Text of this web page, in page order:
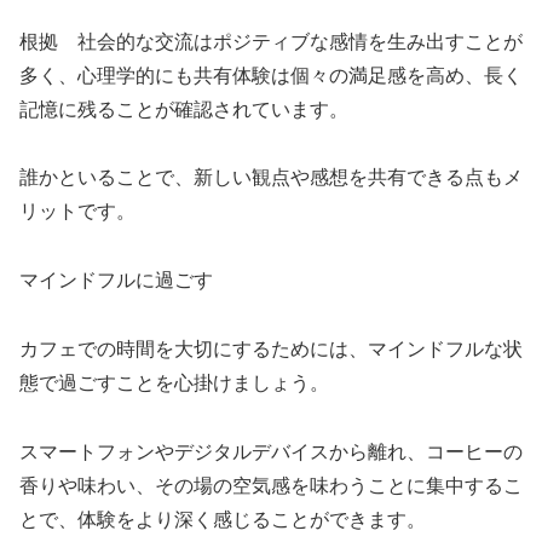
根拠 社会的な交流はポジティブな感情を生み出すことが
多く、心理学的にも共有体験は個々の満足感を高め、長く
記憶に残ることが確認されています。
誰かといることで、新しい観点や感想を共有できる点もメ
リットです。
マインドフルに過ごす
カフェでの時間を大切にするためには、マインドフルな状
態で過ごすことを心掛けましょう。
スマートフォンやデジタルデバイスから離れ、コーヒーの
香りや味わい、その場の空気感を味わうことに集中するこ
とで、体験をより深く感じることができます。